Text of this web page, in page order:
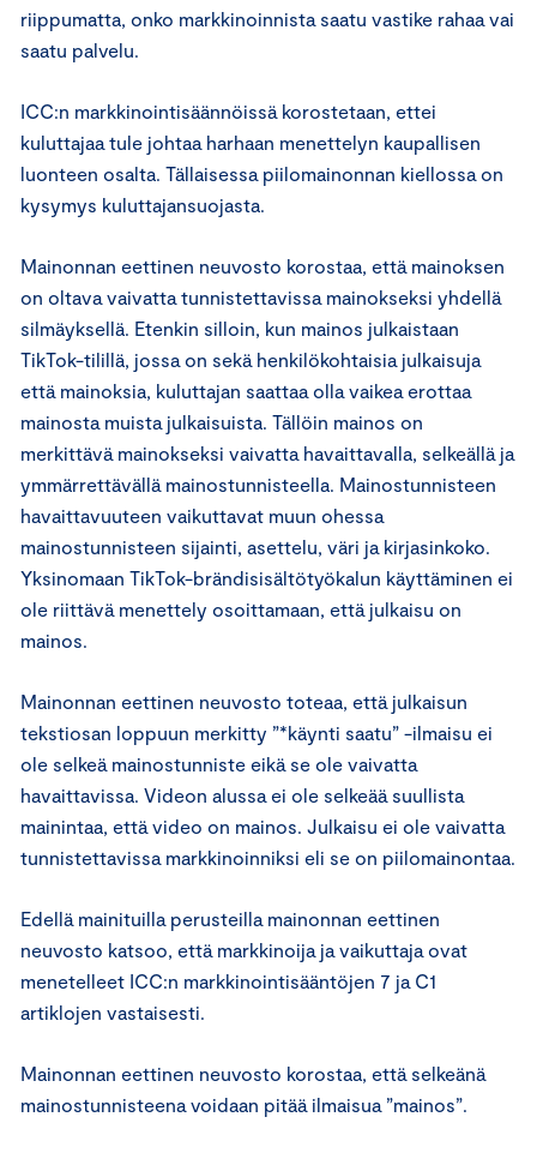
riippumatta, onko markkinoinnista saatu vastike rahaa vai
saatu palvelu.
ICC:n markkinointisäännöissä korostetaan, ettei
kuluttajaa tule johtaa harhaan menettelyn kaupallisen
luonteen osalta. Tällaisessa piilomainonnan kiellossa on
kysymys kuluttajansuojasta.
Mainonnan eettinen neuvosto korostaa, että mainoksen
on oltava vaivatta tunnistettavissa mainokseksi yhdellä
silmäyksellä. Etenkin silloin, kun mainos julkaistaan
TikTok-tilillä, jossa on sekä henkilökohtaisia julkaisuja
että mainoksia, kuluttajan saattaa olla vaikea erottaa
mainosta muista julkaisuista. Tällöin mainos on
merkittävä mainokseksi vaivatta havaittavalla, selkeällä ja
ymmärrettävällä mainostunnisteella. Mainostunnisteen
havaittavuuteen vaikuttavat muun ohessa
mainostunnisteen sijainti, asettelu, väri ja kirjasinkoko.
Yksinomaan TikTok-brändisisältötyökalun käyttäminen ei
ole riittävä menettely osoittamaan, että julkaisu on
mainos.
Mainonnan eettinen neuvosto toteaa, että julkaisun
tekstiosan loppuun merkitty ”*käynti saatu” -ilmaisu ei
ole selkeä mainostunniste eikä se ole vaivatta
havaittavissa. Videon alussa ei ole selkeää suullista
mainintaa, että video on mainos. Julkaisu ei ole vaivatta
tunnistettavissa markkinoinniksi eli se on piilomainontaa.
Edellä mainituilla perusteilla mainonnan eettinen
neuvosto katsoo, että markkinoija ja vaikuttaja ovat
menetelleet ICC:n markkinointisääntöjen 7 ja C1
artiklojen vastaisesti.
Mainonnan eettinen neuvosto korostaa, että selkeänä
mainostunnisteena voidaan pitää ilmaisua ”mainos”.